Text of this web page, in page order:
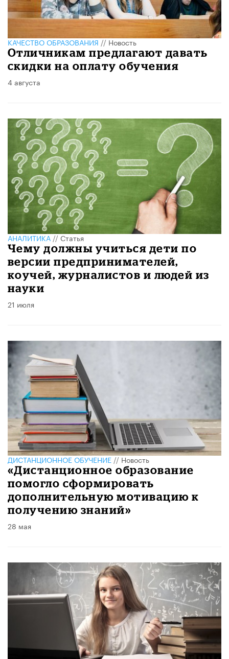
КАЧЕСТВО ОБРАЗОВАНИЯ//Новость
Отличникам предлагают давать
скидки на оплату обучения
4 августа
АНАЛИТИКА//Статья
Чему должны учиться дети по
версии предпринимателей,
коучей, журналистов и людей из
науки
21 июля
ДИСТАНЦИОННОЕ ОБУЧЕНИЕ//Новость
«Дистанционное образование
помогло сформировать
дополнительную мотивацию к
получению знаний»
28 мая